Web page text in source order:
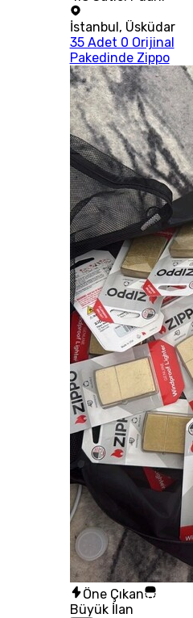
İstanbul, Üsküdar
35 Adet 0 Orijinal
Pakedinde Zippo
Öne Çıkan
Büyük İlan